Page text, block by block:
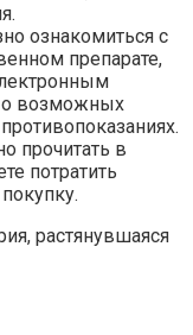
ознакомиться с
препарате,
о возможных
прочитать в
потратить
растянувшаяся